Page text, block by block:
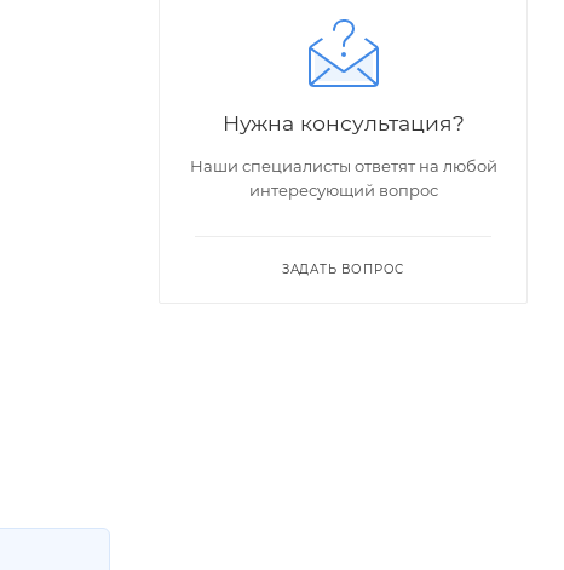
Нужна консультация?
Наши специалисты ответят на любой
интересующий вопрос
ЗАДАТЬ ВОПРОС